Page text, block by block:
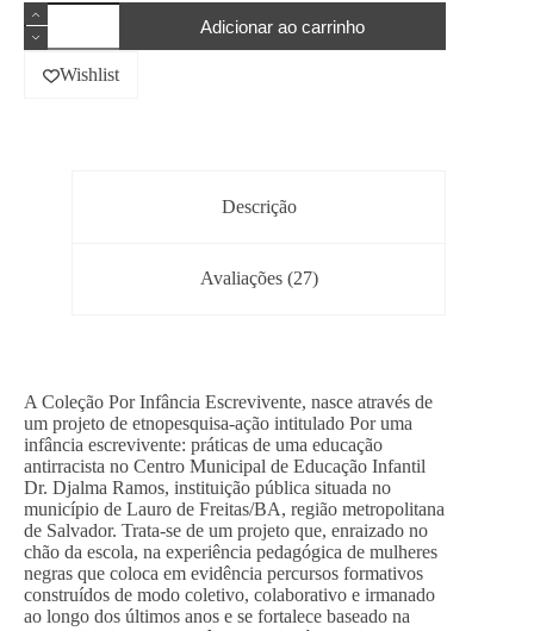
O
Sonho
de
Ayo
Adicionar ao carrinho
Wishlist
Descrição
Avaliações (27)
A Coleção Por Infância Escrevivente, nasce através de
um projeto de etnopesquisa-ação intitulado Por uma
infância escrevivente: práticas de uma educação
antirracista no Centro Municipal de Educação Infantil
Dr. Djalma Ramos, instituição pública situada no
município de Lauro de Freitas/BA, região metropolitana
de Salvador. Trata-se de um projeto que, enraizado no
chão da escola, na experiência pedagógica de mulheres
negras que coloca em evidência percursos formativos
construídos de modo coletivo, colaborativo e irmanado
ao longo dos últimos anos e se fortalece baseado na